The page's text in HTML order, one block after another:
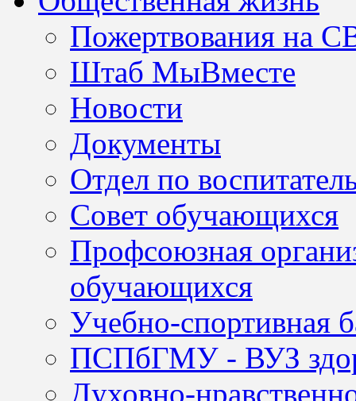
Пожертвования на
Штаб МыВместе
Новости
Документы
Отдел по
Совет обучающихся
Профсоюзная
обучающихся
Учебно-спортивная
ПСПбГМУ - ВУЗ
Духовно-